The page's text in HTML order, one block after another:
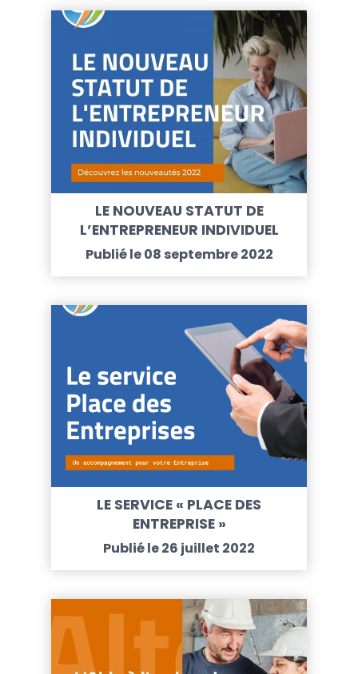
LE NOUVEAU STATUT DE
L’ENTREPRENEUR INDIVIDUEL
Publié le 08 septembre 2022
LE SERVICE « PLACE DES
ENTREPRISE »
Publié le 26 juillet 2022